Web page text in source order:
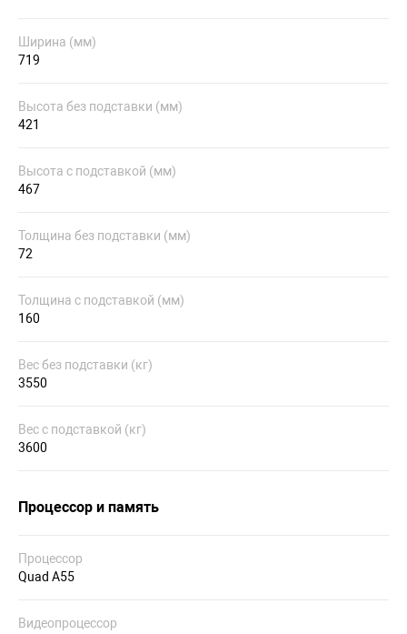
Ширина (мм)
719
Высота без подставки (мм)
421
Высота с подставкой (мм)
467
Толщина без подставки (мм)
72
Толщина с подставкой (мм)
160
Вес без подставки (кг)
3550
Вес с подставкой (кг)
3600
Процессор и память
Процессор
Quad A55
Видеопроцессор